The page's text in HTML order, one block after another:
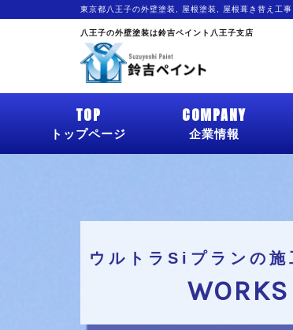
東京都八王子の外壁塗装, 屋根塗装, 屋根葺き替え工
八王子の外壁塗装は鈴吉ペイント八王子支店
TOP
トップページ
COMPANY
企業情報
ウルトラSiプランの施
WORKS